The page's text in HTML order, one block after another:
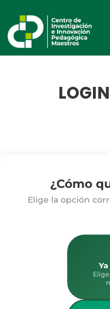
¿Cómo
Elige la opción